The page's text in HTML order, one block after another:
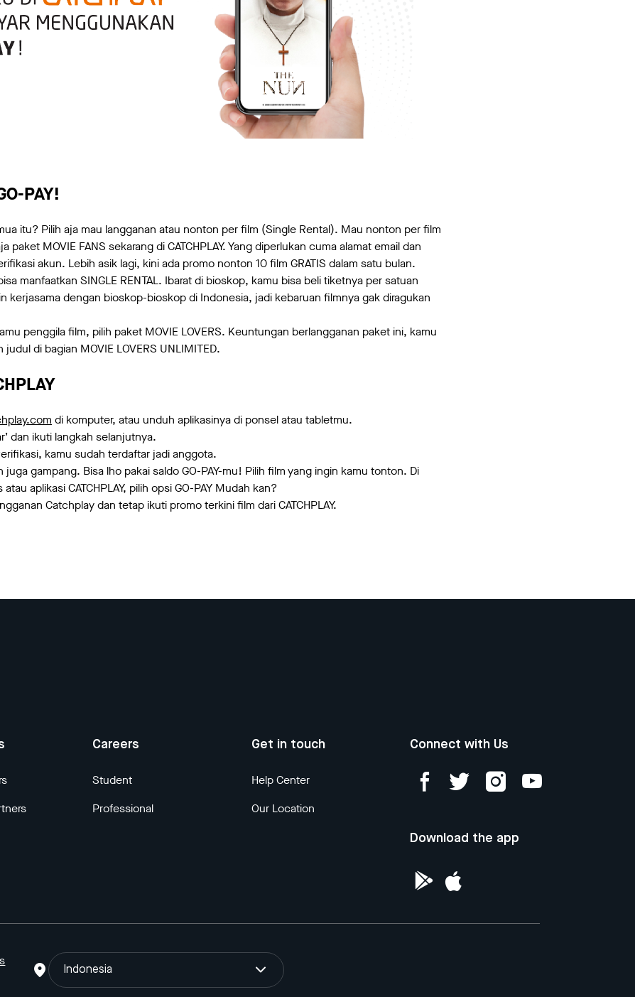
PAY!
itu? Pilih aja mau langganan atau nonton per film (Single Rental). Mau nonton per film
paket MOVIE FANS sekarang di CATCHPLAY. Yang diperlukan cuma alamat email dan
akun. Lebih asik lagi, kini ada promo nonton 10 film GRATIS dalam satu bulan.
manfaatkan SINGLE RENTAL. Ibarat di bioskop, kamu bisa beli tiketnya per satuan
kerjasama dengan bioskop-bioskop di Indonesia, jadi kebaruan filmnya gak diragukan
penggila film, pilih paket MOVIE LOVERS. Keuntungan berlangganan paket ini, kamu
judul di bagian MOVIE LOVERS UNLIMITED.
di komputer, atau unduh aplikasinya di ponsel atau tabletmu.
dan ikuti langkah selanjutnya.
kamu sudah terdaftar jadi anggota.
gampang. Bisa lho pakai saldo GO-PAY-mu! Pilih film yang ingin kamu tonton. Di
aplikasi CATCHPLAY, pilih opsi GO-PAY Mudah kan?
Catchplay dan tetap ikuti promo terkini film dari CATCHPLAY.
Careers
Student
Professional
Get in touch
Help Center
Our Location
Connect with Us
Download the app
Indonesia